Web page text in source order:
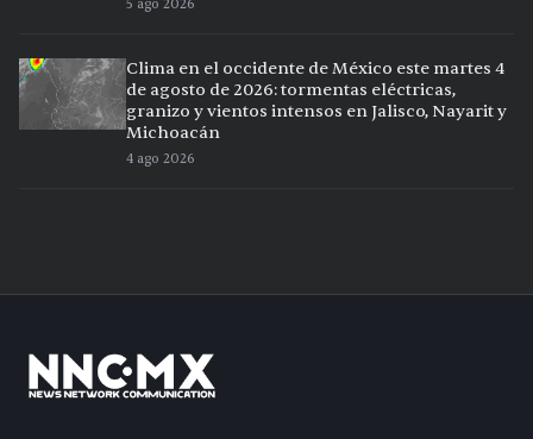
5 ago 2026
Clima en el occidente de México este martes 4
de agosto de 2026: tormentas eléctricas,
granizo y vientos intensos en Jalisco, Nayarit y
Michoacán
4 ago 2026